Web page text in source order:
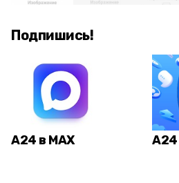
Подпишись!
А24 в MAX А24